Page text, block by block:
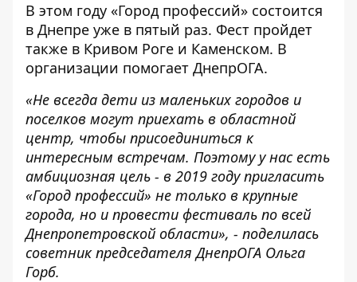
В этом году «Город профессий» состоится
в Днепре уже в пятый раз. Фест пройдет
также в Кривом Роге и Каменском. В
организации помогает ДнепрОГА.
«Не всегда дети из маленьких городов и
поселков могут приехать в областной
центр, чтобы присоединиться к
интересным встречам. Поэтому у нас есть
амбициозная цель - в 2019 году пригласить
«Город профессий» не только в крупные
города, но и провести фестиваль по всей
Днепропетровской области», - поделилась
советник председателя ДнепрОГА Ольга
Горб.